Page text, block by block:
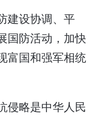
建设协调、平
国防活动，加快
富国和强军相统
略是中华人民